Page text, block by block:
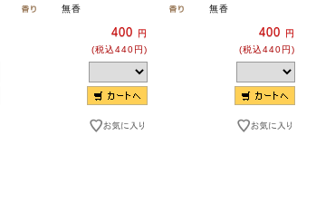
無香
400
円
(税込440円)
無香
400
円
(税込440円)